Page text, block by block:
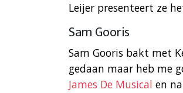
Leijer presenteert ze
Sam Gooris
Sam Gooris bakt met
gedaan maar heb me
James De Musical en